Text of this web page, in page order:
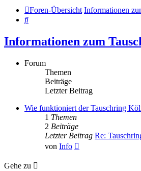
Foren-Übersicht Informationen
Suche
Informationen zum
Forum
Themen
Beiträge
Letzter Beitrag
Wie funktioniert der Tauschring
1 Themen
2 Beiträge
Letzter Beitrag Re:
von Info
Gehe zu